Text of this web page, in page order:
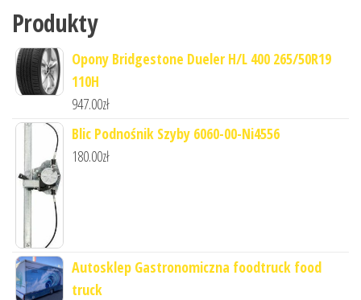
Produkty
Opony Bridgestone Dueler H/L 400 265/50R19
110H
947.00zł
Blic Podnośnik Szyby 6060-00-Ni4556
180.00zł
Autosklep Gastronomiczna foodtruck food
truck